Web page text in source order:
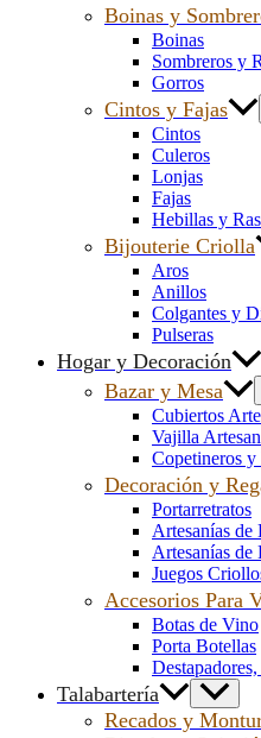
Boinas y
Boinas
Sombreros y
Gorros
Cintos y Fajas
Cintos
Culeros
Lonjas
Fajas
Hebillas y
Bijouterie Criolla
Aros
Anillos
Colgantes y
Pulseras
Hogar y Decoración
Bazar y Mesa
Cubiertos
Vajilla
Copetineros y
Decoración y
Portarretratos
Artesanías de
Artesanías
Juegos
Accesorios Para
Botas de Vino
Porta Botellas
Talabartería
Recados y